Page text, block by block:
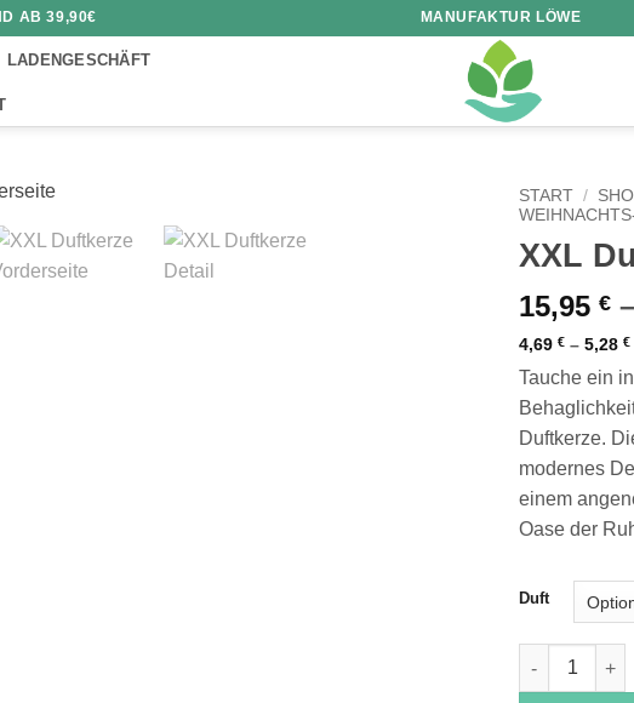
AB 39,90€ MANUFAKTUR LÖWE
LADENGESCHÄFT
START /
XXL
15,95 € –
4,69 € – 5,28 €
Tauche ein
Duftkerze.
modernes
einem
Oase der
Duft
XXL